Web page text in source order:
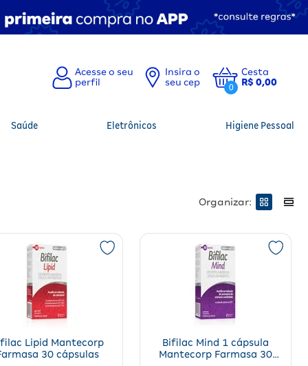
Insira o
seu cep
0
Cesta
R$ 0,00
Saúde Eletrônicos Higiene Pessoal
Organizar:
Lipid Mantecorp
30 cápsulas
Bifilac Mind 1 cápsula
Mantecorp Farmasa 30